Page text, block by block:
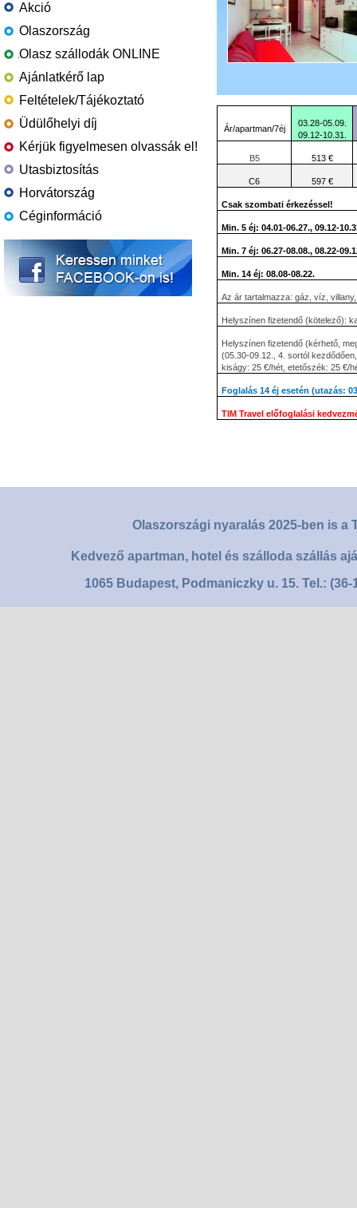
Ár/apartman/7éj
03.28-05.09.
09.12-10.31.
B5 513 €
C6 597 €
Csak szombati érkezéssel!
Min. 5 éj: 04.01-06.27., 09.12-
Min. 7 éj: 06.27-08.08., 08.22-
Min. 14 éj: 08.08-08.22.
Az ár tartalmazza: gáz, víz,
Helyszínen fizetendő (kötelező):
Helyszínen fizetendő (kérhető,
(05.30-09.12., 4. sortól
kiságy: 25 €/hét, etetőszék: 25 €/
Foglalás 14 éj esetén (utazás:
TIM Travel előfoglalási
Akció
Olaszország
Olasz szállodák ONLINE
Ajánlatkérő lap
Feltételek/Tájékoztató
Üdülőhelyi díj
Kérjük figyelmesen olvassák el!
Utasbiztosítás
Horvátország
Céginformáció
Olaszországi nyaralás 2025-ben is a
Kedvező apartman, hotel és szálloda szállás
1065 Budapest, Podmaniczky u. 15. Tel.: